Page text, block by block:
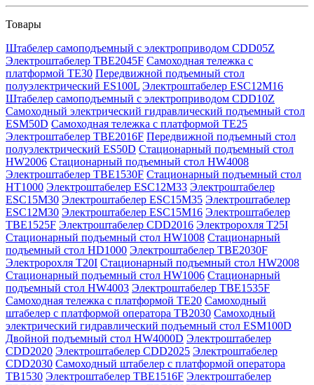
Товары
Штабелер самоподъемный с электроприводом CDD05Z
Электроштабелер TBE2045F Самоходная тележка с
платформой TE30 Передвижной подъемный стол
полуэлектрический ES100L Электроштабелер ESC12M16
Штабелер самоподъемный с электроприводом CDD10Z
Самоходный электрический гидравлический подъемный стол
ESM50D Самоходная тележка с платформой TE25
Электроштабелер TBE2016F Передвижной подъемный стол
полуэлектрический ES50D Стационарный подъемный стол
HW2006 Стационарный подъемный стол HW4008
Электроштабелер TBE1530F Стационарный подъемный стол
HT1000 Электроштабелер ESC12M33 Электроштабелер
ESC15M30 Электроштабелер ESC15M35 Электроштабелер
ESC12M30 Электроштабелер ESC15M16 Электроштабелер
TBE1525F Электроштабелер CDD2016 Электророхля T25I
Стационарный подъемный стол HW1008 Стационарный
подъемный стол HD1000 Электроштабелер TBE2030F
Электророхля T20I Стационарный подъемный стол HW2008
Стационарный подъемный стол HW1006 Стационарный
подъемный стол HW4003 Электроштабелер TBE1535F
Самоходная тележка с платформой TE20 Самоходный
штабелер с платформой оператора TB2030 Самоходный
электрический гидравлический подъемный стол ESM100D
Двойной подъемный стол HW4000D Электроштабелер
CDD2020 Электроштабелер CDD2025 Электроштабелер
CDD2030 Самоходный штабелер с платформой оператора
TB1530 Электроштабелер TBE1516F Электроштабелер